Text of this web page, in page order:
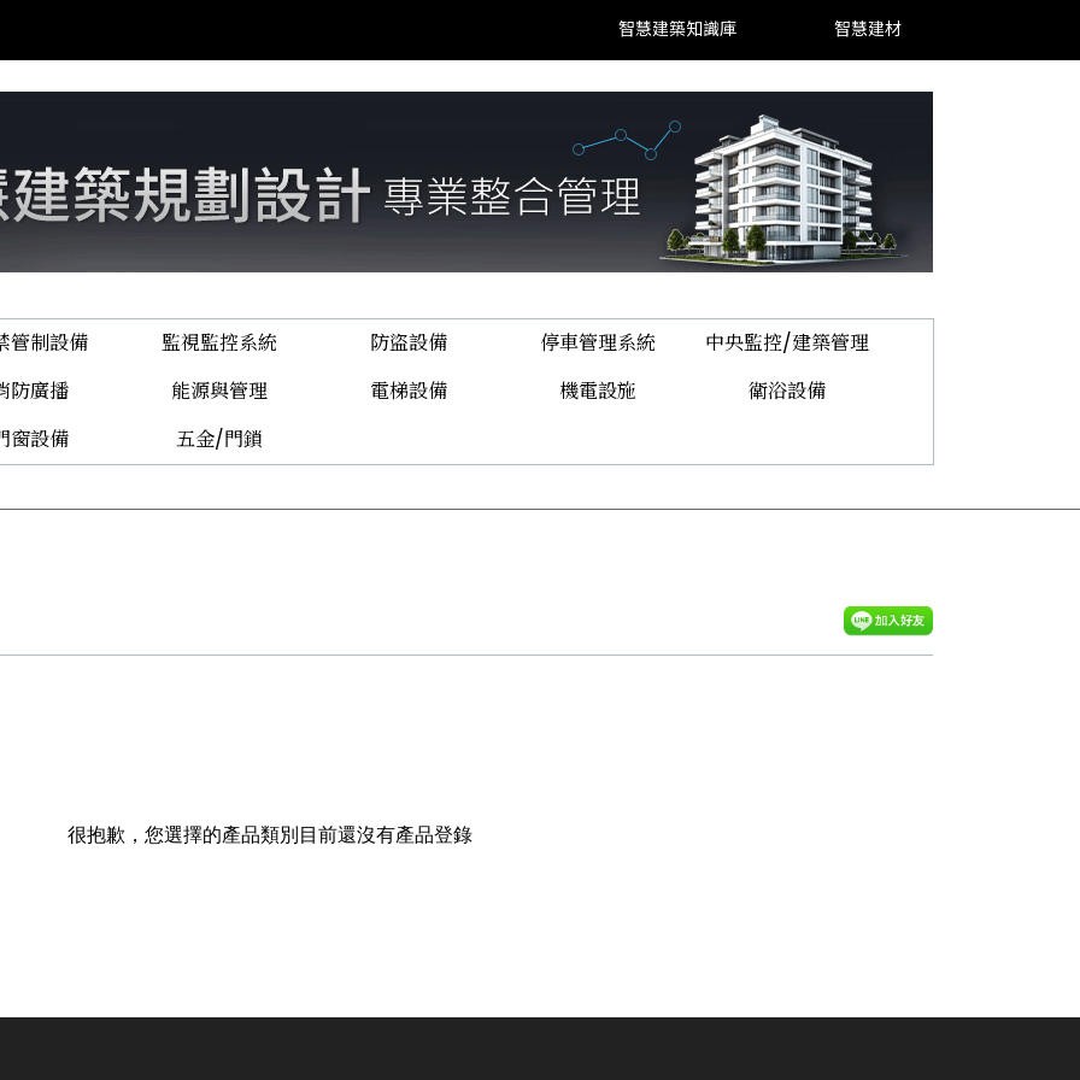
智慧建築知識庫 智慧建材
管制設備 監視監控系統 防盜設備 停車管理系統
中央監控/建築管理
防廣播
能源與管理 電梯設備 機電設施
衛浴設備
窗設備
五金/門鎖
很抱歉，您選擇的產品類別目前還沒有產品登錄